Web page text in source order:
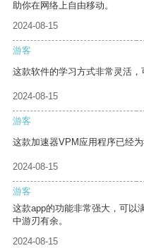
助你在网络上自由移动。
2024-08-15
游客
这款软件的学习方式非常灵活，
2024-08-15
游客
这款加速器VPM应用程序已经
2024-08-15
游客
这款app的功能非常强大，可以
中游刃有余。
2024-08-15